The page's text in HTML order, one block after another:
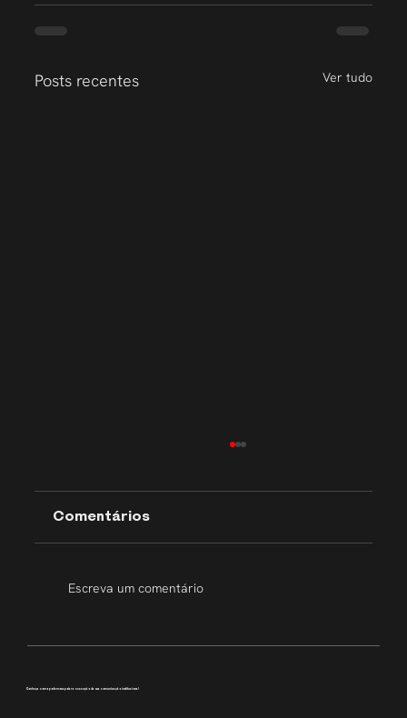
Posts recentes Ver tudo
Comentários
Escreva um comentário
Conheça como podemos apoiar a execução da sua comunicação institucional